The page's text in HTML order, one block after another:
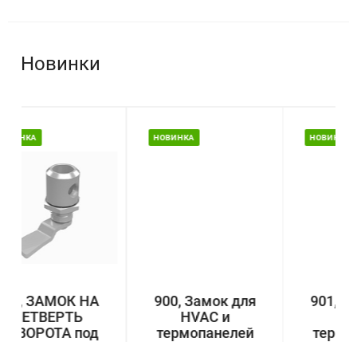
Новинки
900, Замок для
HVAC и
термопанелей
901, Замок для
термопанелей